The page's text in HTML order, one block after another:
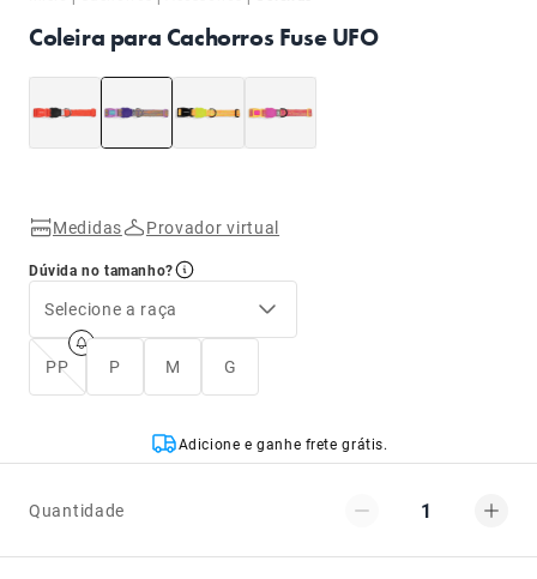
Coleira para Cachorros Fuse UFO
Medidas Provador virtual
Dúvida no tamanho?
Selecione a raça
PP P M G
Adicione e ganhe frete grátis.
Quantidade 1